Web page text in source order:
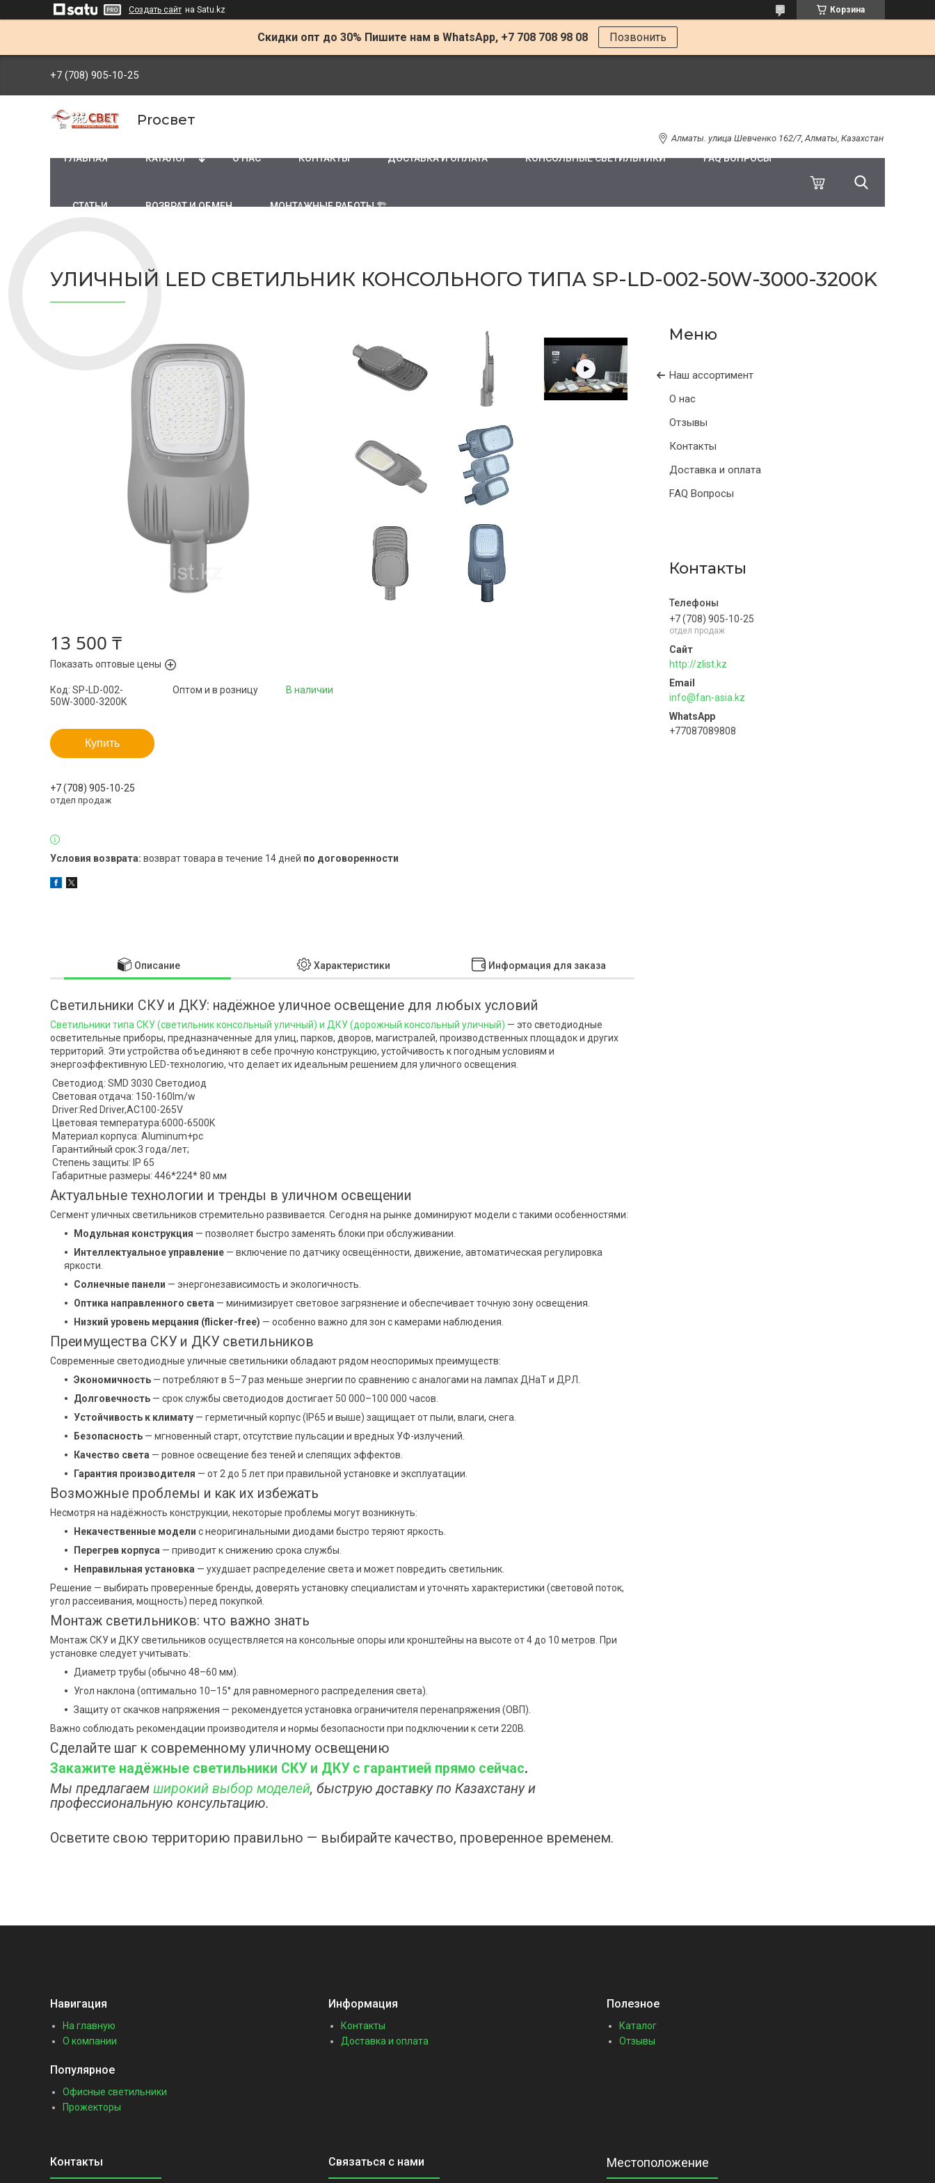
Создать сайт на Satu.kz Корзина
Скидки опт до 30% Пишите нам в WhatsApp, +7 708 708 98 08 Позвонить
+7 (708) 905-10-25
Proсвет
Алматы. улица Шевченко 162/7, Алматы, Казахстан
ГЛАВНАЯ КАТАЛОГ О НАС КОНТАКТЫ ДОСТАВКА И ОПЛАТА КОНСОЛЬНЫЕ СВЕТИЛЬНИКИ FAQ ВОПРОСЫ
СТАТЬИ ВОЗВРАТ И ОБМЕН МОНТАЖНЫЕ РАБОТЫ 🏗
УЛИЧНЫЙ LED СВЕТИЛЬНИК КОНСОЛЬНОГО ТИПА SP-LD-002-50W-3000-3200K
Наш ассортимент
О нас
Отзывы
Контакты
Доставка и оплата
FAQ Вопросы
Контакты
+7 (708) 905-10-25
отдел продаж
http://zlist.kz
info@fan-asia.kz
+77087089808
13 500 ₸
Показать оптовые цены
В наличии
Оптом и в розницу
Код: SP-LD-002-
50W-3000-3200K
Купить
+7 (708) 905-10-25
отдел продаж
возврат товара в течение 14 дней по договоренности
Описание Характеристики Информация для заказа
Светильники СКУ и ДКУ: надёжное уличное освещение для любых условий
Светильники типа СКУ (светильник консольный уличный) и ДКУ (дорожный консольный уличный) — это светодиодные
осветительные приборы, предназначенные для улиц, парков, дворов, магистралей, производственных площадок и других
территорий. Эти устройства объединяют в себе прочную конструкцию, устойчивость к погодным условиям и
энергоэффективную LED-технологию, что делает их идеальным решением для уличного освещения.
Светодиод: SMD 3030 Светодиод
Световая отдача: 150-160lm/w
Driver:Red Driver,AC100-265V
Цветовая температура:6000-6500K
Материал корпуса: Aluminum+pc
Гарантийный срок:3 года/лет;
Степень защиты: IP 65
Габаритные размеры: 446*224* 80 мм
Актуальные технологии и тренды в уличном освещении
Сегмент уличных светильников стремительно развивается. Сегодня на рынке доминируют модели с такими особенностями:
Модульная конструкция — позволяет быстро заменять блоки при обслуживании.
Интеллектуальное управление — включение по датчику освещённости, движение, автоматическая регулировка
яркости.
Солнечные панели — энергонезависимость и экологичность.
Оптика направленного света — минимизирует световое загрязнение и обеспечивает точную зону освещения.
Низкий уровень мерцания (flicker-free) — особенно важно для зон с камерами наблюдения.
Преимущества СКУ и ДКУ светильников
Современные светодиодные уличные светильники обладают рядом неоспоримых преимуществ:
Экономичность — потребляют в 5–7 раз меньше энергии по сравнению с аналогами на лампах ДНаТ и ДРЛ.
Долговечность — срок службы светодиодов достигает 50 000–100 000 часов.
Устойчивость к климату — герметичный корпус (IP65 и выше) защищает от пыли, влаги, снега.
Безопасность — мгновенный старт, отсутствие пульсации и вредных УФ-излучений.
Качество света — ровное освещение без теней и слепящих эффектов.
Гарантия производителя — от 2 до 5 лет при правильной установке и эксплуатации.
Возможные проблемы и как их избежать
Несмотря на надёжность конструкции, некоторые проблемы могут возникнуть:
Некачественные модели с неоригинальными диодами быстро теряют яркость.
Перегрев корпуса — приводит к снижению срока службы.
Неправильная установка — ухудшает распределение света и может повредить светильник.
Решение — выбирать проверенные бренды, доверять установку специалистам и уточнять характеристики (световой поток,
угол рассеивания, мощность) перед покупкой.
Монтаж светильников: что важно знать
Монтаж СКУ и ДКУ светильников осуществляется на консольные опоры или кронштейны на высоте от 4 до 10 метров. При
установке следует учитывать:
Диаметр трубы (обычно 48–60 мм).
Угол наклона (оптимально 10–15° для равномерного распределения света).
Защиту от скачков напряжения — рекомендуется установка ограничителя перенапряжения (ОВП).
Важно соблюдать рекомендации производителя и нормы безопасности при подключении к сети 220В.
Сделайте шаг к современному уличному освещению
Закажите надёжные светильники СКУ и ДКУ с гарантией прямо сейчас.
Мы предлагаем широкий выбор моделей, быструю доставку по Казахстану и
профессиональную консультацию.
Осветите свою территорию правильно — выбирайте качество, проверенное временем.
Навигация
На главную
О компании
Информация
Контакты
Доставка и оплата
Полезное
Каталог
Отзывы
Популярное
Офисные светильники
Прожекторы